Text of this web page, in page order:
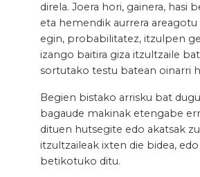
direla. Joera hori, gainera, hasi
eta hemendik aurrera
egin, probabilitatez, itzulpen
izango baitira giza itzultzaile
sortutako testu batean oinarri
Begien bistako arrisku bat
bagaude makinak etengabe
dituen hutsegite edo akatsak
itzultzaileak ixten die bidea,
betikotuko ditu.